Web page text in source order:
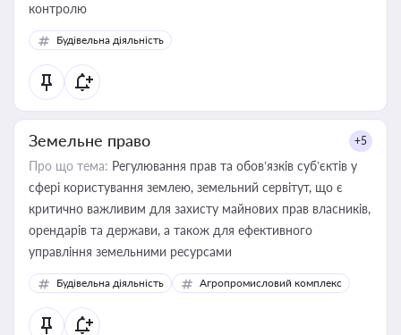
контролю
Будівельна діяльність
Земельне право +5
Про що тема: Регулювання прав та обов’язків суб’єктів у
сфері користування землею, земельний сервітут, що є
критично важливим для захисту майнових прав власників,
орендарів та держави, а також для ефективного
управління земельними ресурсами
Будівельна діяльність Агропромисловий комплекс